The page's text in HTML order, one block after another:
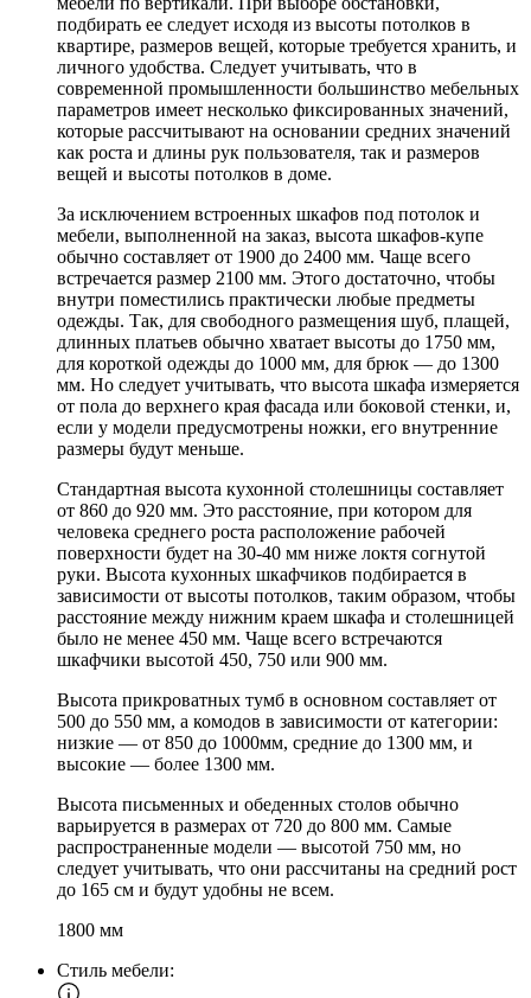
подбирать ее следует исходя из высоты потолков в
квартире, размеров вещей, которые требуется хранить, и
личного удобства. Следует учитывать, что в
современной промышленности большинство мебельных
параметров имеет несколько фиксированных значений,
которые рассчитывают на основании средних значений
как роста и длины рук пользователя, так и размеров
вещей и высоты потолков в доме.
За исключением встроенных шкафов под потолок и
мебели, выполненной на заказ, высота шкафов-купе
обычно составляет от 1900 до 2400 мм. Чаще всего
встречается размер 2100 мм. Этого достаточно, чтобы
внутри поместились практически любые предметы
одежды. Так, для свободного размещения шуб, плащей,
длинных платьев обычно хватает высоты до 1750 мм,
для короткой одежды до 1000 мм, для брюк — до 1300
мм. Но следует учитывать, что высота шкафа измеряется
от пола до верхнего края фасада или боковой стенки, и,
если у модели предусмотрены ножки, его внутренние
размеры будут меньше.
Стандартная высота кухонной столешницы составляет
от 860 до 920 мм. Это расстояние, при котором для
человека среднего роста расположение рабочей
поверхности будет на 30-40 мм ниже локтя согнутой
руки. Высота кухонных шкафчиков подбирается в
зависимости от высоты потолков, таким образом, чтобы
расстояние между нижним краем шкафа и столешницей
было не менее 450 мм. Чаще всего встречаются
шкафчики высотой 450, 750 или 900 мм.
Высота прикроватных тумб в основном составляет от
500 до 550 мм, а комодов в зависимости от категории:
низкие — от 850 до 1000мм, средние до 1300 мм, и
высокие — более 1300 мм.
Высота письменных и обеденных столов обычно
варьируется в размерах от 720 до 800 мм. Самые
распространенные модели — высотой 750 мм, но
следует учитывать, что они рассчитаны на средний рост
до 165 см и будут удобны не всем.
1800 мм
Стиль мебели: